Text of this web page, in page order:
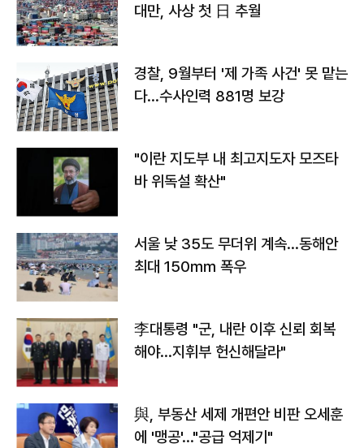
대만, 사상 첫 日 추월
경찰, 9월부터 '제 가족 사건' 못 맡는
다…수사인력 881명 보강
"이란 지도부 내 최고지도자 모즈타
바 위독설 확산"
서울 낮 35도 무더위 계속…동해안
최대 150㎜ 폭우
李대통령 "군, 내란 이후 신뢰 회복
해야…지휘부 헌신해달라"
與, 부동산 세제 개편안 비판 오세훈
에 '맹공'…"공급 억제기"